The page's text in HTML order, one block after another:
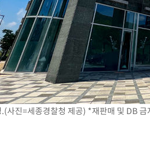
AT마드리드 입단식…'전례 없는 특급대
화상 카메라로 본 폭염 저감시설 '온도차'
령 취임 하루만에 차량폭탄 폭발 사건
카 3국 방위협정은 이란이 목표 아냐 " 밝혀
한 레바논 남부에서 레바논군 3명 폭발로
스라엘 긴급방문 다중화된 전선 상황 논의
장관 보안허가 취소…“에어포스원 기밀정
사진=세종경찰청 제공) *재판매 및 DB 금